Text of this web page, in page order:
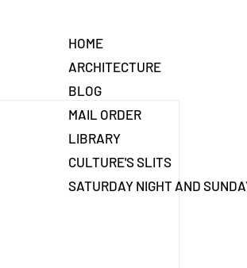
HOME
ARCHITECTURE
BLOG
MAIL ORDER
LIBRARY
CULTURE'S SLITS
SATURDAY NIGHT AND